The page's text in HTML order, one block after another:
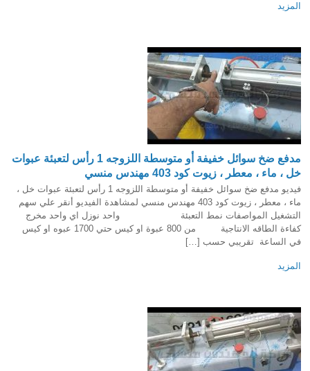
المزيد
مدفع ضخ سوائل خفيفة أو متوسطة اللزوجه 1 رأس لتعبئة عبوات
خل ، ماء ، معطر ، زيوت كود 403 مهندس منسي
فيديو مدفع ضخ سوائل خفيفة أو متوسطة اللزوجه 1 رأس لتعبئة عبوات خل ،
ماء ، معطر ، زيوت كود 403 مهندس منسي لمشاهدة الفيديو أنقر علي سهم
التشغيل المواصفات نمط التعبئة واحد نوزل اي واحد مخرج
كفاءة الطاقه الانتاجية من 800 عبوة او كيس حتي 1700 عبوه او كيس
في الساعة تقريبي حسب […]
المزيد